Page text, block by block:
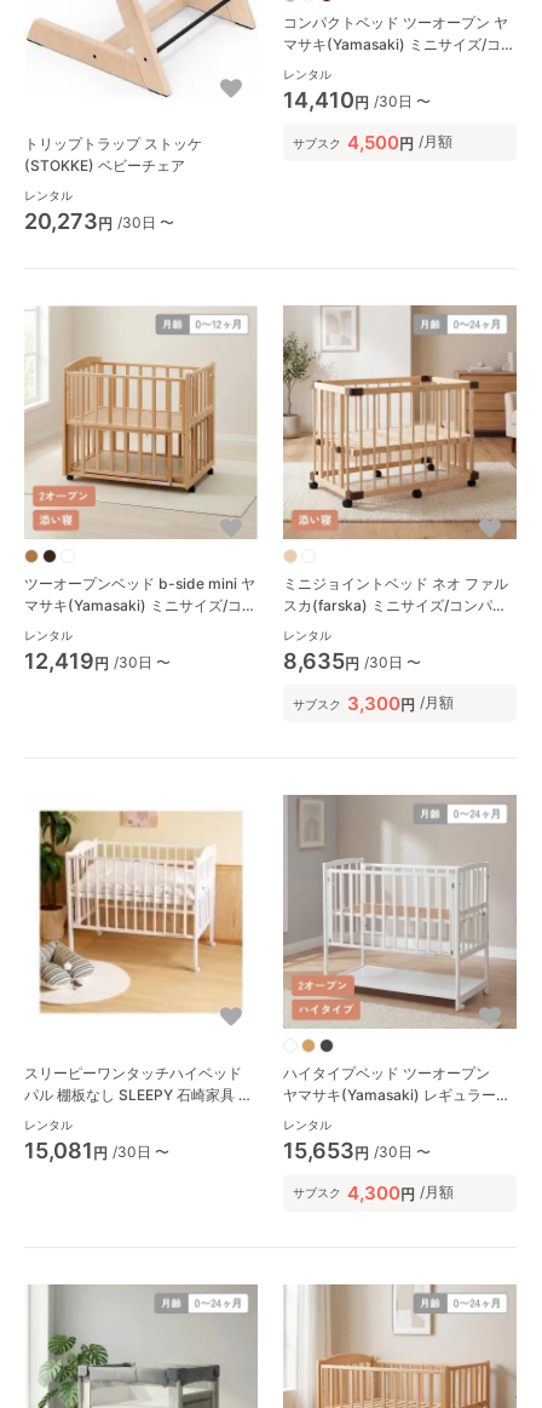
トリップトラップ ストッケ
(STOKKE) ベビーチェア
レンタル
20,273円 /30日 〜
コンパクトベッド ツーオープン ヤ
マサキ(Yamasaki) ミニサイズ/コン
パクトベビーベッド
レンタル
14,410円 /30日 〜
サブスク 4,500円 /月額
ツーオープンベッド b-side mini ヤ
マサキ(Yamasaki) ミニサイズ/コン
パクトベビーベッド
レンタル
12,419円 /30日 〜
ミニジョイントベッド ネオ ファル
スカ(farska) ミニサイズ/コンパク
トベビーベッド
レンタル
8,635円 /30日 〜
サブスク 3,300円 /月額
スリーピーワンタッチハイベッド
パル 棚板なし SLEEPY 石崎家具 レ
ギュラーサイズベビーベッド
レンタル
15,081 円 /30日 〜
ハイタイプベッド ツーオープン
ヤマサキ(Yamasaki) レギュラーサ
イズベビーベッド
レンタル
15,653円 /30日 〜
サブスク 4,300円 /月額